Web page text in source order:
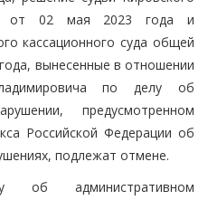
от 02 мая 2023 года и
кассационного суда общей
вынесенные в отношении
по делу об
предусмотренном
Российской Федерации об
подлежат отмене.
об административном